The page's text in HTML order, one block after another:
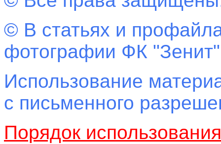
© В статьях и
фотографии ФК
Использование
с письменного
Порядок